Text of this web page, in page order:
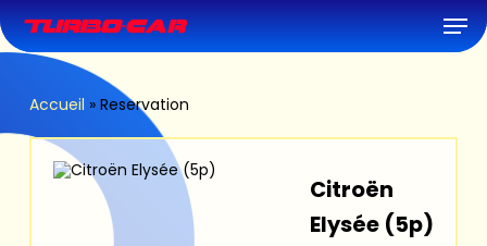
to
main
content
Accueil » Reservation
Citroën
Elysée (5p)